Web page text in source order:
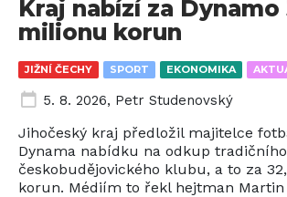
JIŽNÍ ČECHY SPORT EKONOMIKA
Kraj nabízí za Dynamo
milionu korun
5. 8. 2026, Petr Studenovský
Jihočeský kraj předložil majitelce
Dynama nabídku na odkup tradičního
českobudějovického klubu, a to za
korun. Médiím to řekl hejtman Martin